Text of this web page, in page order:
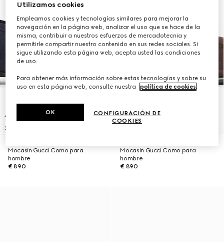
Mocasín Gucci Como para
hombre
€ 890
Mocasín Gucci Como para
hombre
€ 890
Utilizamos cookies
Empleamos cookies y tecnologías similares para mejorar la
navegación en la página web, analizar el uso que se hace de la
misma, contribuir a nuestros esfuerzos de mercadotecnia y
permitirle compartir nuestro contenido en sus redes sociales. Si
sigue utilizando esta página web, acepta usted las condiciones
de uso.
Para obtener más información sobre estas tecnologías y sobre su
uso en esta página web, consulte nuestra
política de cookies.
CONFIGURACIÓN DE
COOKIES
OK